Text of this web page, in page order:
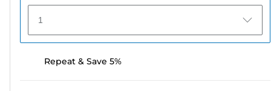
1
Repeat & Save 5%